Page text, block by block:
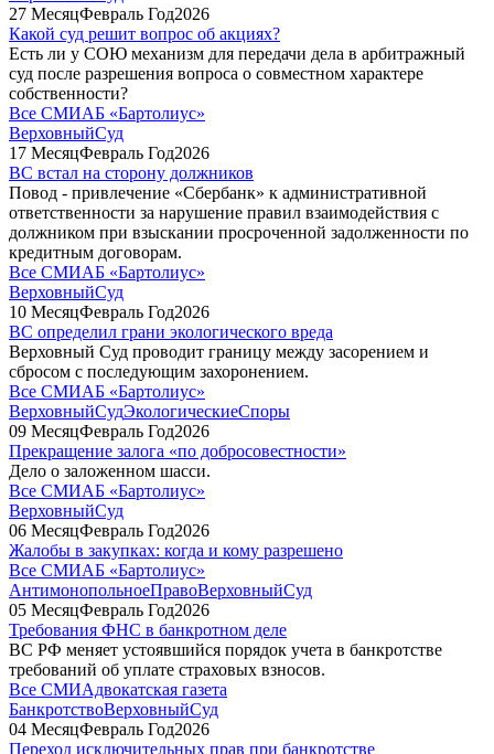
27 МесяцФевраль Год2026
Какой суд решит вопрос об акциях?
Есть ли у СОЮ механизм для передачи дела в арбитражный
суд после разрешения вопроса о совместном характере
собственности?
Все СМИАБ «Бартолиус»
ВерховныйСуд
17 МесяцФевраль Год2026
ВС встал на сторону должников
Повод - привлечение «Сбербанк» к административной
ответственности за нарушение правил взаимодействия с
должником при взыскании просроченной задолженности по
кредитным договорам.
Все СМИАБ «Бартолиус»
ВерховныйСуд
10 МесяцФевраль Год2026
ВС определил грани экологического вреда
Верховный Суд проводит границу между засорением и
сбросом с последующим захоронением.
Все СМИАБ «Бартолиус»
ВерховныйСудЭкологическиеСпоры
09 МесяцФевраль Год2026
Прекращение залога «по добросовестности»
Дело о заложенном шасси.
Все СМИАБ «Бартолиус»
ВерховныйСуд
06 МесяцФевраль Год2026
Жалобы в закупках: когда и кому разрешено
Все СМИАБ «Бартолиус»
АнтимонопольноеПравоВерховныйСуд
05 МесяцФевраль Год2026
Требования ФНС в банкротном деле
ВС РФ меняет устоявшийся порядок учета в банкротстве
требований об уплате страховых взносов.
Все СМИАдвокатская газета
БанкротствоВерховныйСуд
04 МесяцФевраль Год2026
Переход исключительных прав при банкротстве